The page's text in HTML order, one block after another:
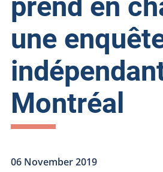
une
Montréal
06 November 2019